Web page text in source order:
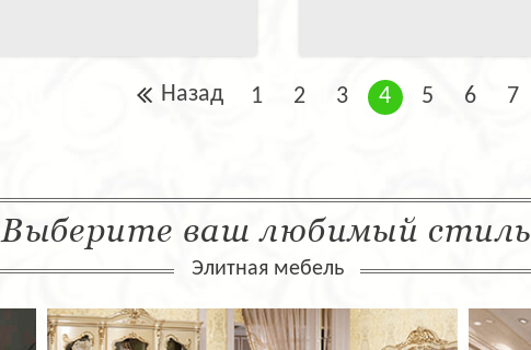
Назад 1 2 3 4 5 6 7
Выберите ваш любимый стиль
Элитная мебель